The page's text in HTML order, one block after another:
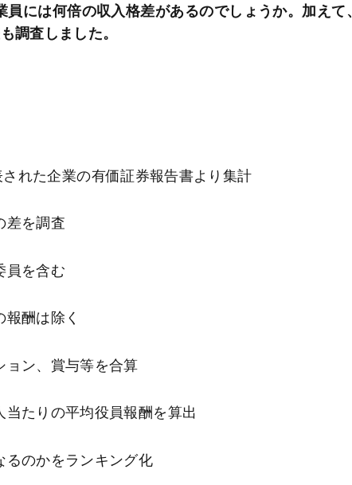
には何倍の収入格差があるのでしょうか。加えて
調査しました。
れた企業の有価証券報告書より集計
差を調査
員を含む
酬は除く
ョン、賞与等を合算
当たりの平均役員報酬を算出
るのかをランキング化